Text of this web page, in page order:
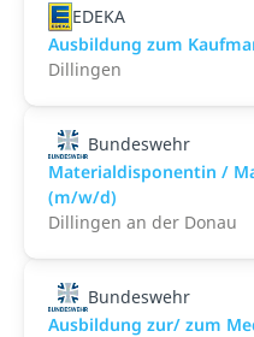
EDEKA
Ausbildung zum
Dillingen
Bundeswehr
Materialdisponentin /
(m/w/d)
Dillingen an der Donau
Bundeswehr
Ausbildung zur/ zum